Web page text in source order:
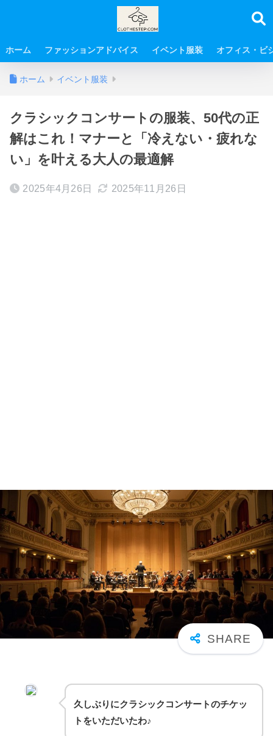
ホーム ファッションアドバイス イベント服装 オフィス・ビ
ホーム イベント服装
クラシックコンサートの服装、50代の正
解はこれ！マナーと「冷えない・疲れな
い」を叶える大人の最適解
2025年4月26日 2025年11月26日
久しぶりにクラシックコンサートのチケッ
トをいただいたわ♪